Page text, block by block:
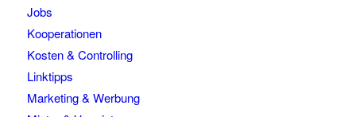
Jobs
Kooperationen
Kosten & Controlling
Linktipps
Marketing & Werbung